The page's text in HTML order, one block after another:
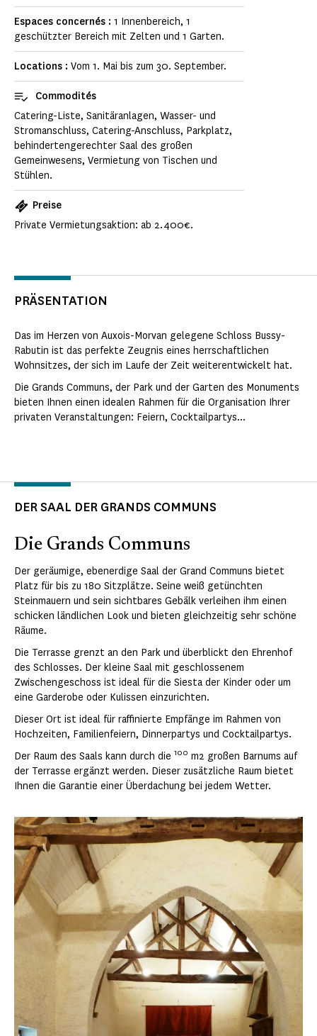
Espaces concernés : 1 Innenbereich, 1
geschützter Bereich mit Zelten und 1 Garten.
Locations : Vom 1. Mai bis zum 30. September.
Commodités
Catering-Liste, Sanitäranlagen, Wasser- und
Stromanschluss, Catering-Anschluss, Parkplatz,
behindertengerechter Saal des großen
Gemeinwesens, Vermietung von Tischen und
Stühlen.
Preise
Private Vermietungsaktion: ab 2.400€.
PRÄSENTATION
Das im Herzen von Auxois-Morvan gelegene Schloss Bussy-
Rabutin ist das perfekte Zeugnis eines herrschaftlichen
Wohnsitzes, der sich im Laufe der Zeit weiterentwickelt hat.
Die Grands Communs, der Park und der Garten des Monuments
bieten Ihnen einen idealen Rahmen für die Organisation Ihrer
privaten Veranstaltungen: Feiern, Cocktailpartys...
DER SAAL DER GRANDS COMMUNS
Die Grands Communs
Der geräumige, ebenerdige Saal der Grand Communs bietet
Platz für bis zu 180 Sitzplätze. Seine weiß getünchten
Steinmauern und sein sichtbares Gebälk verleihen ihm einen
schicken ländlichen Look und bieten gleichzeitig sehr schöne
Räume.
Die Terrasse grenzt an den Park und überblickt den Ehrenhof
des Schlosses. Der kleine Saal mit geschlossenem
Zwischengeschoss ist ideal für die Siesta der Kinder oder um
eine Garderobe oder Kulissen einzurichten.
Dieser Ort ist ideal für raffinierte Empfänge im Rahmen von
Hochzeiten, Familienfeiern, Dinnerpartys und Cocktailpartys.
Der Raum des Saals kann durch die 100 m2 großen Barnums auf
der Terrasse ergänzt werden. Dieser zusätzliche Raum bietet
Ihnen die Garantie einer Überdachung bei jedem Wetter.